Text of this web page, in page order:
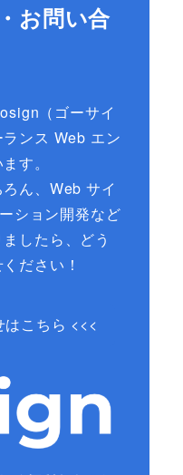
お問い合
（ゴーサイ
ンス Web エン
す。
ん、Web サイ
ション開発など
したら、どう
ださい！
はこちら <<<